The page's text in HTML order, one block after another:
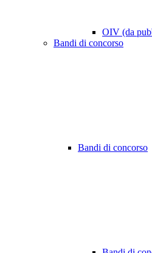
OIV (da
Bandi di concorso
Bandi di concorso